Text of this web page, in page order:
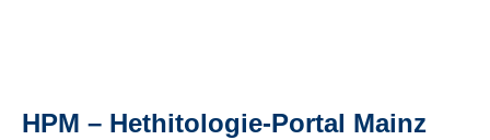
HPM – Hethitologie-Portal Mainz